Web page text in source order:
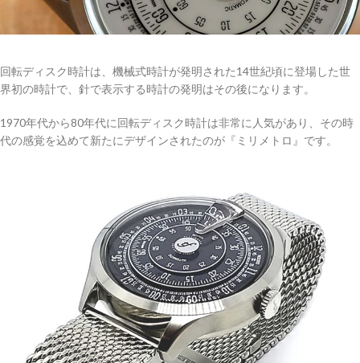
回転ディスク時計は、機械式時計が発明された14世紀頃に登場した世
界初の時計で、針で表示する時計の発明はその後になります。
1970年代から80年代に回転ディスク時計は非常に人気があり、その時
代の感覚を込めて新たにデザインされたのが『ミリメトロ』です。